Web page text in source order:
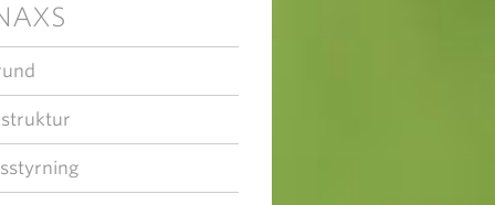
struktur